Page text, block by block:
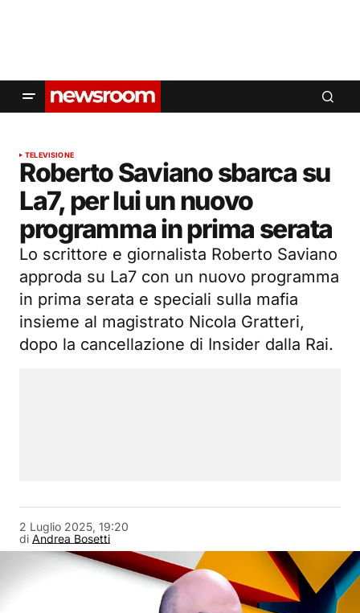
TELEVISIONE
Roberto Saviano sbarca su
La7, per lui un nuovo
programma in prima serata
Lo scrittore e giornalista Roberto Saviano
approda su La7 con un nuovo programma
in prima serata e speciali sulla mafia
insieme al magistrato Nicola Gratteri,
dopo la cancellazione di Insider dalla Rai.
di Andrea Bosetti
2 Luglio 2025, 19:20